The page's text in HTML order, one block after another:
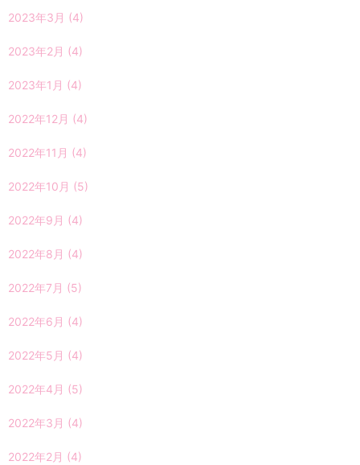
2023年3月 (4)
2023年2月 (4)
2023年1月 (4)
2022年12月 (4)
2022年11月 (4)
2022年10月 (5)
2022年9月 (4)
2022年8月 (4)
2022年7月 (5)
2022年6月 (4)
2022年5月 (4)
2022年4月 (5)
2022年3月 (4)
2022年2月 (4)